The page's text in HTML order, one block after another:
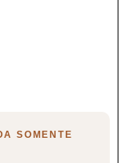
SOMENTE